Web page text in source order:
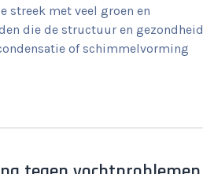
streek met veel groen en
die de structuur en gezondheid
of schimmelvorming